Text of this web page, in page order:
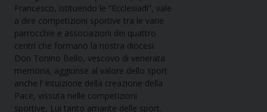
Francesco, istituendo le “Ecclesiadi”, vale
a dire competizioni sportive tra le varie
parrocchie e associazioni dei quattro
centri che formano la nostra diocesi.
Don Tonino Bello, vescovo di venerata
memoria, aggiunse al valore dello sport
anche l’ intuizione della creazione della
Pace, vissuta nelle competizioni
sportive, Lui tanto amante delle sport.